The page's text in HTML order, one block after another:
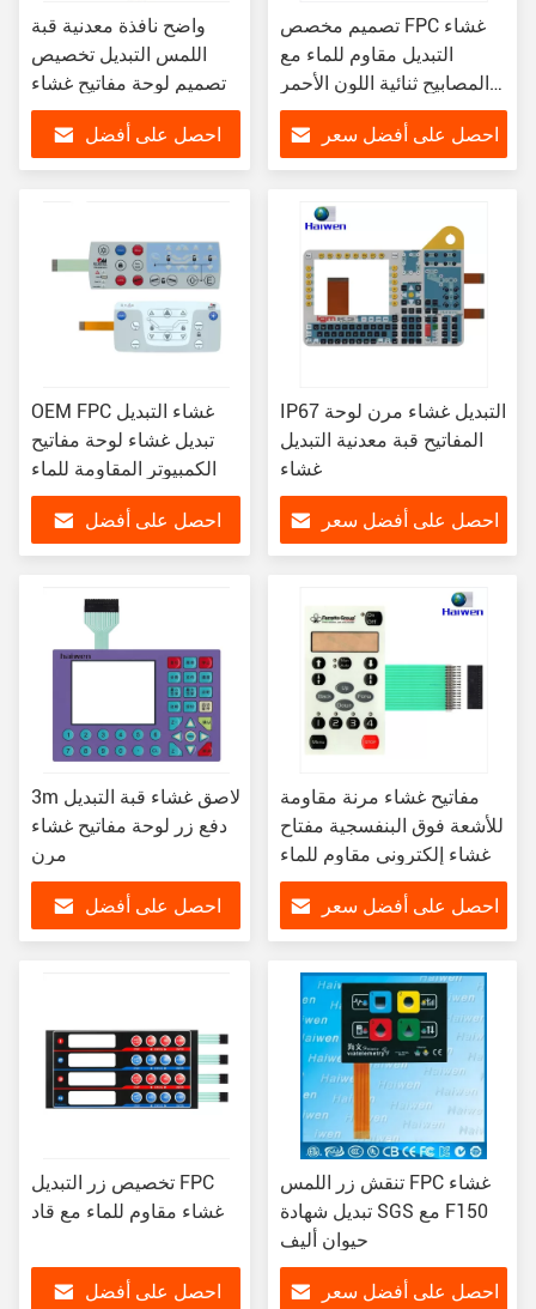
واضح نافذة معدنية قبة
اللمس التبديل تخصيص
تصميم لوحة مفاتيح غشاء
احصل على أفضل
تصميم مخصص FPC غشاء
التبديل مقاوم للماء مع
المصابيح ثنائية اللون الأحمر
والأخضر
احصل على أفضل سعر
OEM FPC غشاء التبديل
تبديل غشاء لوحة مفاتيح
الكمبيوتر المقاومة للماء
احصل على أفضل
IP67 التبديل غشاء مرن لوحة
المفاتيح قبة معدنية التبديل
غشاء
احصل على أفضل سعر
3m لاصق غشاء قبة التبديل
دفع زر لوحة مفاتيح غشاء
مرن
احصل على أفضل
مفاتيح غشاء مرنة مقاومة
للأشعة فوق البنفسجية مفتاح
غشاء إلكتروني مقاوم للماء
احصل على أفضل سعر
تخصيص زر التبديل FPC
غشاء مقاوم للماء مع قاد
احصل على أفضل
تنقش زر اللمس FPC غشاء
تبديل شهادة SGS مع F150
حيوان أليف
احصل على أفضل سعر